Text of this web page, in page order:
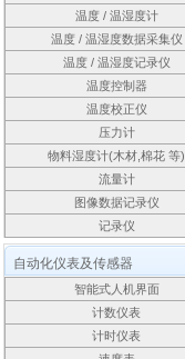
温度 / 温湿度计
温度 / 温湿度数据采集仪
温度 / 温湿度记录仪
温度控制器
温度校正仪
压力计
物料湿度计(木材,棉花 等)
流量计
图像数据记录仪
记录仪
自动化仪表及传感器
智能式人机界面
计数仪表
计时仪表